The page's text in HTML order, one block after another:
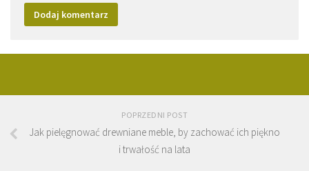
POPRZEDNI POST
Jak pielęgnować drewniane meble, by zachować ich piękno
i trwałość na lata